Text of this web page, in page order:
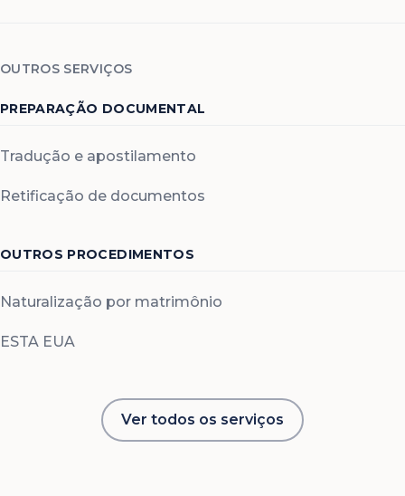
OUTROS SERVIÇOS
PREPARAÇÃO DOCUMENTAL
Tradução e apostilamento
Retificação de documentos
OUTROS PROCEDIMENTOS
Naturalização por matrimônio
ESTA EUA
Ver todos os serviços